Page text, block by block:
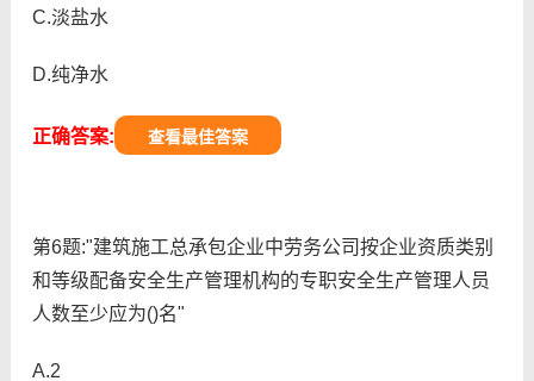
C.淡盐水
D.纯净水
正确答案: 查看最佳答案
第6题:"建筑施工总承包企业中劳务公司按企业资质类别
和等级配备安全生产管理机构的专职安全生产管理人员
人数至少应为()名"
A.2